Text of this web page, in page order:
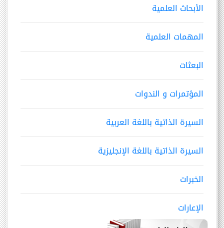
الأبحاث العلمية
المهمات العلمية
البعثات
المؤتمرات و الندوات
السيرة الذاتية باللغة العربية
السيرة الذاتية باللغة الإنجليزية
الخبرات
الإعارات